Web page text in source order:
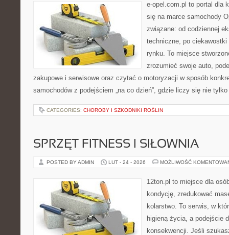
e-opel.com.pl to portal dla
się na marce samochody
związane: od codziennej
techniczne, po
rynku. To miejsce
zrozumieć swoje auto,
zakupowe i serwisowe oraz czytać o motoryzacji w sposób
samochodów z podejściem „na co dzień”, gdzie liczy się nie
CATEGORIES: CHOROBY I SZKODNIKI ROŚLIN
SPRZĘT FITNESS I SIŁOWNIA
POSTED BY ADMIN LUT - 24 - 2026 MOŻLIWOŚĆ
12ton.pl to miejsce dla
kondycję, zredukować
kolarstwo. To serwis, w
higieną życia, a podejście
konsekwencji. Jeśli